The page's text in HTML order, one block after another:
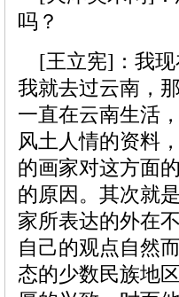
吗？
[王立宪]：我现
我就去过云南，
一直在云南生活
风土人情的资料
的画家对这方面
的原因。其次就
家所表达的外在
自己的观点自然
态的少数民族地